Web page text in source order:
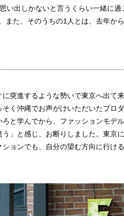
い出しかないと言うくらい一緒に
また、そのうちの1人とは、去年か
突進するような勢いで東京へ出て
く沖縄でお声がけいただいたプロ
と学んでから、ファッションモ
」と感じ、お断りしました。東京
ョンでも、自分の望む方向に行け